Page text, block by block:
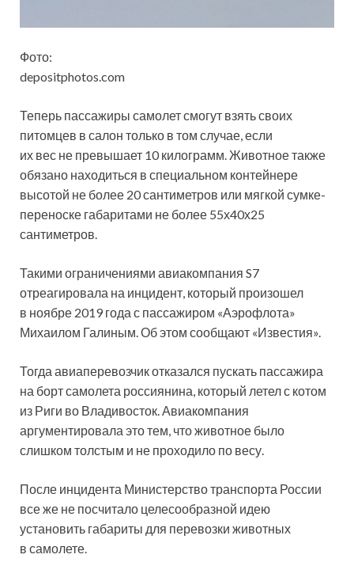
Фото:
depositphotos.com
Теперь пассажиры самолет смогут взять своих
питомцев в салон только в том случае, если
их вес не превышает 10 килограмм. Животное также
обязано находиться в специальном контейнере
высотой не более 20 сантиметров или мягкой сумке-
переноске габаритами не более 55х40х25
сантиметров.
Такими ограничениями авиакомпания S7
отреагировала на инцидент, который произошел
в ноябре 2019 года с пассажиром «Аэрофлота»
Михаилом Галиным. Об этом сообщают «Известия».
Тогда авиаперевозчик отказался пускать пассажира
на борт самолета россиянина, который летел с котом
из Риги во Владивосток. Авиакомпания
аргументировала это тем, что животное было
слишком толстым и не проходило по весу.
После инцидента Министерство транспорта России
все же не посчитало целесообразной идею
установить габариты для перевозки животных
в самолете.